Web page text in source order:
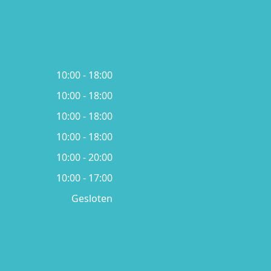
10:00 - 18:00
10:00 - 18:00
10:00 - 18:00
10:00 - 18:00
10:00 - 20:00
10:00 - 17:00
Gesloten